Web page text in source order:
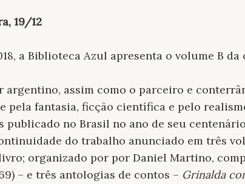
19/12
a Biblioteca Azul apresenta o volume B
argentino, assim como o parceiro e
pela fantasia, ficção científica e pelo
publicado no Brasil no ano de seu
do trabalho anunciado em três
organizado por por Daniel Martino,
– e três antologias de contos – Grinalda